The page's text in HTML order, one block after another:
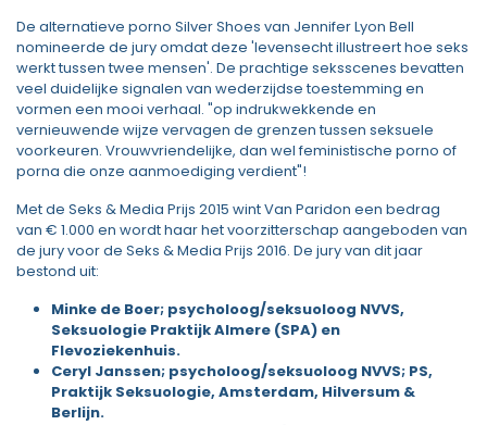
De alternatieve porno Silver Shoes van Jennifer Lyon Bell
nomineerde de jury omdat deze 'levensecht illustreert hoe seks
werkt tussen twee mensen'. De prachtige seksscenes bevatten
veel duidelijke signalen van wederzijdse toestemming en
vormen een mooi verhaal. "op indrukwekkende en
vernieuwende wijze vervagen de grenzen tussen seksuele
voorkeuren. Vrouwvriendelijke, dan wel feministische porno of
porna die onze aanmoediging verdient"!
Met de Seks & Media Prijs 2015 wint Van Paridon een bedrag
van € 1.000 en wordt haar het voorzitterschap aangeboden van
de jury voor de Seks & Media Prijs 2016. De jury van dit jaar
bestond uit:
Minke de Boer; psycholoog/seksuoloog NVVS,
Seksuologie Praktijk Almere (SPA) en
Flevoziekenhuis.
Ceryl Janssen; psycholoog/seksuoloog NVVS; PS,
Praktijk Seksuologie, Amsterdam, Hilversum &
Berlijn.